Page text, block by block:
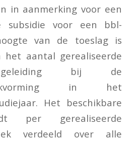
in aanmerking voor een
subsidie voor een bbl-
van de toeslag is
het aantal gerealiseerde
bij de
in het
Het beschikbare
per gerealiseerde
verdeeld over alle